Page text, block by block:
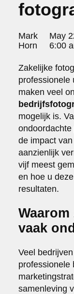
portraits 2
portraits 3
fd gazellen
sanoma
het zuiderlicht
thomas van
various
parool
editorial
travel
commercial
fashion
contact
about
Posted
by:
Mark
Horn
May
6:00
Zakelijke
professionele
maken veel
mogelijk is.
de impact
aanzienlijk
vijf meest
en hoe u
resultaten.
vaak
Veel
professionele
samenleving